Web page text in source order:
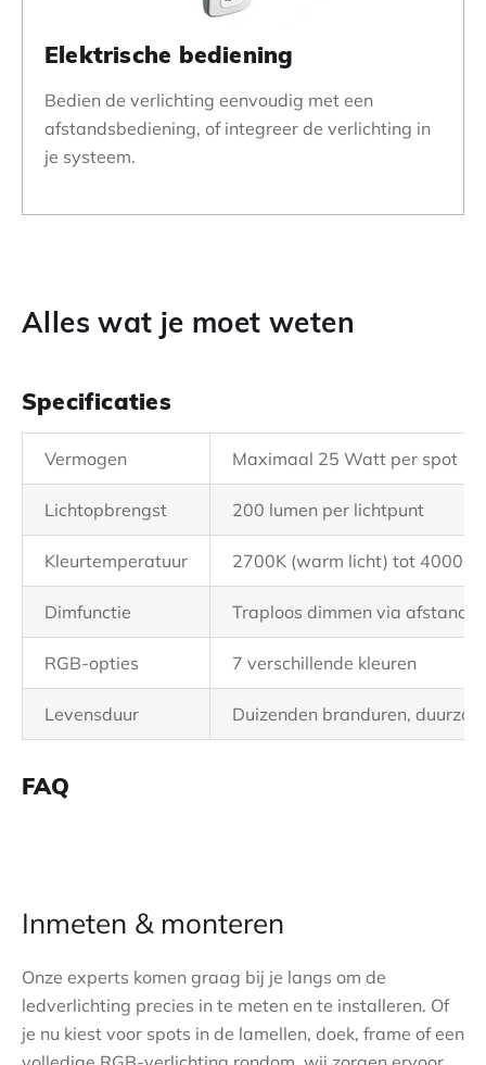
Elektrische bediening
Bedien de verlichting eenvoudig met een
afstandsbediening, of integreer de verlichting in
je systeem.
Alles wat je moet weten
Specificaties
Vermogen Maximaal 25 Watt per spot
Lichtopbrengst 200 lumen per lichtpunt
Kleurtemperatuur 2700K (warm licht) tot 4000K
Dimfunctie Traploos dimmen via
RGB-opties 7 verschillende kleuren
Levensduur Duizenden branduren,
FAQ
Inmeten & monteren
Onze experts komen graag bij je langs om de
ledverlichting precies in te meten en te installeren. Of
je nu kiest voor spots in de lamellen, doek, frame of een